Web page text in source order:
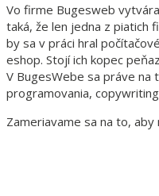
Vo firme Bugesweb
taká, že len jedna z piatich
by sa v práci hral
eshop. Stojí ich kopec
V BugesWebe sa práve na
programovania,
Zameriavame sa na to,